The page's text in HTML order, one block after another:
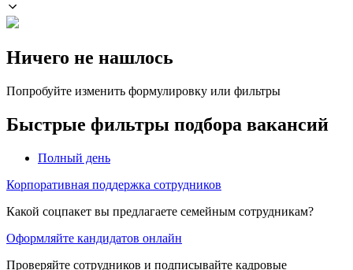
Ничего не нашлось
Попробуйте изменить формулировку или фильтры
Быстрые фильтры подбора вакансий
Полный день
Корпоративная поддержка сотрудников
Какой соцпакет вы предлагаете семейным сотрудникам?
Оформляйте кандидатов онлайн
Проверяйте сотрудников и подписывайте кадровые